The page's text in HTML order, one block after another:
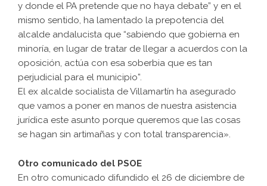
y donde el PA pretende que no haya debate” y en el
mismo sentido, ha lamentado la prepotencia del
alcalde andalucista que “sabiendo que gobierna en
minoría, en lugar de tratar de llegar a acuerdos con la
oposición, actúa con esa soberbia que es tan
perjudicial para el municipio”.
El ex alcalde socialista de Villamartín ha asegurado
que vamos a poner en manos de nuestra asistencia
jurídica este asunto porque queremos que las cosas
se hagan sin artimañas y con total transparencia».
Otro comunicado del PSOE
En otro comunicado difundido el 26 de diciembre de